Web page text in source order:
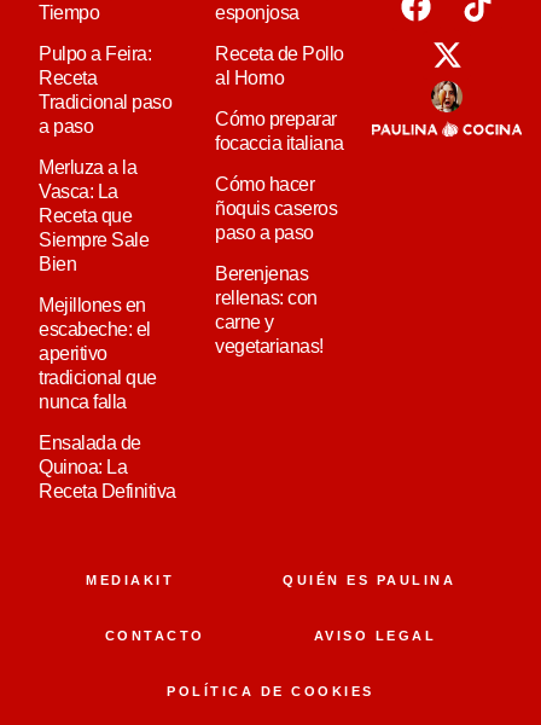
Tiempo
Pulpo a Feira:
Receta
Tradicional paso
a paso
Merluza a la
Vasca: La
Receta que
Siempre Sale
Bien
Mejillones en
escabeche: el
aperitivo
tradicional que
nunca falla
Ensalada de
Quinoa: La
Receta Definitiva
esponjosa
Receta de Pollo
al Horno
Cómo preparar
focaccia italiana
Cómo hacer
ñoquis caseros
paso a paso
Berenjenas
rellenas: con
carne y
vegetarianas!
MEDIAKIT QUIÉN ES PAULINA
CONTACTO AVISO LEGAL
POLÍTICA DE COOKIES